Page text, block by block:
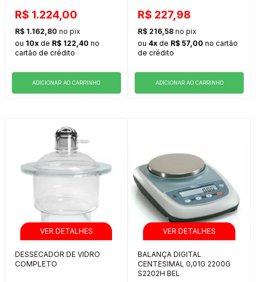
R$ 1.224,00
R$ 1.162,80 no pix
ou 10x de R$ 122,40 no
cartão de crédito
ADICIONAR AO CARRINHO
R$ 227,98
R$ 216,58 no pix
ou 4x de R$ 57,00 no cartão
de crédito
ADICIONAR AO CARRINHO
DESSECADOR DE VIDRO
COMPLETO
BALANÇA DIGITAL
CENTESIMAL 0,01G 2200G
S2202H BEL